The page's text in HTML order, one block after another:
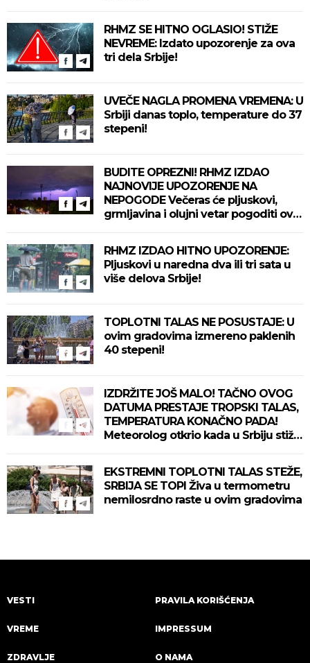
RHMZ SE HITNO OGLASIO! STIŽE
NEVREME: Izdato upozorenje za ova
tri dela Srbije!
UVEČE NAGLA PROMENA VREMENA: U
Srbiji danas toplo, temperature do 37
stepeni!
BUDITE OPREZNI! RHMZ IZDAO
NAJNOVIJE UPOZORENJE NA
NEPOGODE Večeras će pljuskovi,
grmljavina i olujni vetar pogoditi ove
RHMZ IZDAO HITNO UPOZORENJE:
Pljuskovi u naredna dva ili tri sata u
više delova Srbije!
TOPLOTNI TALAS NE POSUSTAJE: U
ovim gradovima izmereno paklenih
40 stepeni!
IZDRŽITE JOŠ MALO! TAČNO OVOG
DATUMA PRESTAJE TROPSKI TALAS,
TEMPERATURA KONAČNO PADA!
Meteorolog otkrio kada u Srbiju stiže
EKSTREMNI TOPLOTNI TALAS STEŽE,
SRBIJA SE TOPI Živa u termometru
nemilosrdno raste u ovim gradovima
VESTI
VREME
ZDRAVLJE
PRAVILA KORIŠĆENJA
IMPRESSUM
O NAMA